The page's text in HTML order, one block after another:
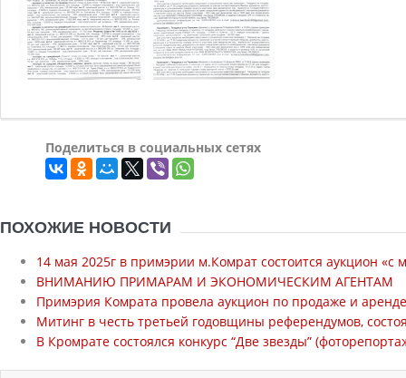
Поделиться в социальных сетях
ПОХОЖИЕ НОВОСТИ
14 мая 2025г в примэрии м.Комрат состоится аукцион «с
ВНИМАНИЮ ПРИМАРАМ И ЭКОНОМИЧЕСКИМ АГЕНТАМ
Примэрия Комрата провела аукцион по продаже и
Митинг в честь третьей годовщины референдумов,
В Кромрате состоялся конкурс “Две звезды”